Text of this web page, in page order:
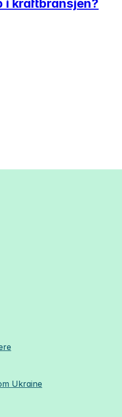
i kraftbransjen?
Ukraine